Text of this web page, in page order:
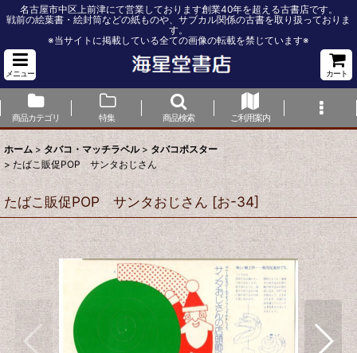
名古屋市中区上前津にて営業しております創業40年を超える古書店です。
戦前の絵葉書・絵封筒などの紙ものや、サブカル関係の古書を取り扱っておりま
す。
※当サイトに掲載している全ての画像の転載を禁じています※
メニュー カート
商品カテゴリ 特集 商品検索 ご利用案内
ホーム > タバコ・マッチラベル > タバコポスター
> たばこ販促POP サンタおじさん
たばこ販促POP サンタおじさん [お-34]